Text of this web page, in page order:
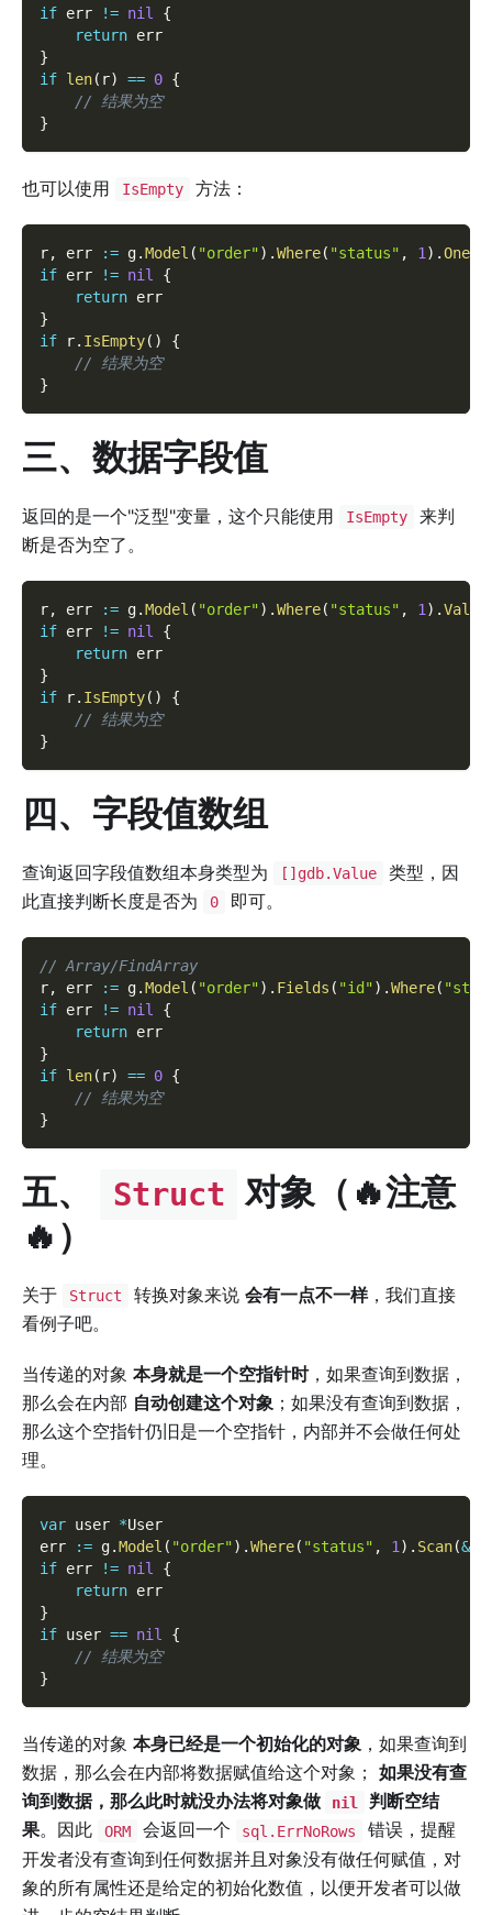
if err != nil
{
return err
}
if len( r) == 0 {
// 结果为空
}
也可以使用 IsEmpty 方法：
r, err := g.Model ( "order") .Where( "status" , 1 ) .One
if err != nil
{
return err
}
if r. IsEmpty( )
{
// 结果为空
}
三、数据字段值
返回的是一个"泛型"变量，这个只能使用 IsEmpty
来判
断是否为空了。
r, err := g.Model ( "order") .Where( "status" , 1 ) .Value
if err != nil
{
return err
}
if r. IsEmpty( )
{
// 结果为空
}
四、字段值数组
查询返回字段值数组本身类型为 []gdb.Value
类型，因
此直接判断长度是否为
0 即可。
// Array/FindArray
r, err := g.Model ( "order") . Fields ( "id") .Where(
if err != nil
{
return err
}
if len( r) == 0 {
// 结果为空
}
五、 Struct 对象（🔥注意
🔥）
关于 Struct 转换对象来说 会有一点不一样，我们直接
看例子吧。
当传递的对象 本身就是一个空指针时，如果查询到数据，
那么会在内部 自动创建这个对象 ；如果没有查询到数据，
那么这个空指针仍旧是一个空指针，内部并不会做任何处
理。
var user *User
err
:= g.Model ( "order") .Where( "status" , 1) . Scan(&
if err != nil
{
return err
}
if user == nil
{
// 结果为空
}
当传递的对象 本身已经是一个初始化的对象 ，如果查询到
数据，那么会在内部将数据赋值给这个对象； 如果没有查
询到数据，那么此时就没办法将对象做
nil
判断空结
果。因此 ORM 会返回一个 sql.ErrNoRows
错误，提醒
开发者没有查询到任何数据并且对象没有做任何赋值，对
象的所有属性还是给定的初始化数值，以便开发者可以做